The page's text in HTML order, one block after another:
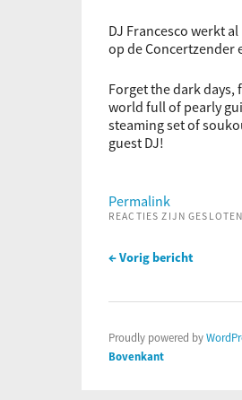
DJ Francesco werkt
op de Concertzender
Forget the dark
world full of pearly
steaming set of
guest DJ!
Permalink
REACTIES ZIJN
← Vorig bericht
Proudly powered by
Bovenkant